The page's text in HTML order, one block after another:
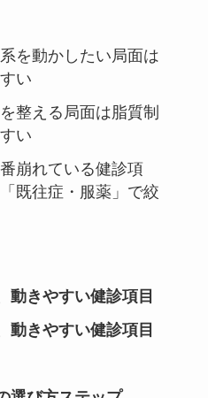
を動かしたい局面は
い
整える局面は脂質制
い
崩れている健診項
既往症・服薬」で絞
動きやすい健診項目
動きやすい健診項目